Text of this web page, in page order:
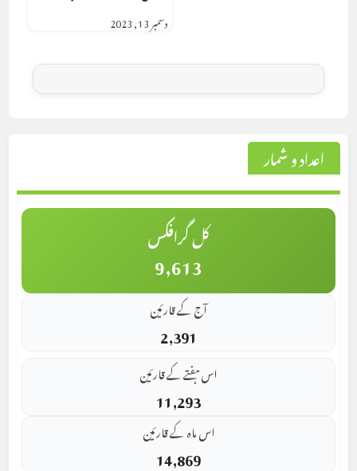
دسمبر 13, 2023
اعداد و شمار
کل گرافکس
9,613
آج کے قارئین
2,391
اس ہفتے کے قارئین
11,293
اس ماہ کے قارئین
14,869